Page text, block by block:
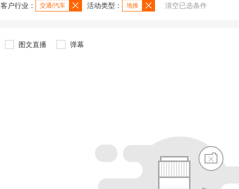
客户行业： 交通/汽车 活动类型： 地推 清空已选条件
图文直播 弹幕